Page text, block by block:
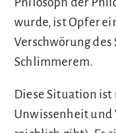
wurde, ist Opfer
Verschwörung des
Schlimmerem.
Diese Situation
Unwissenheit und